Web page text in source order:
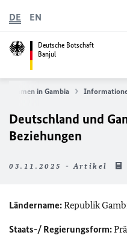
Deutsche Botschaft
Banjul
DE EN
in Gambia
Deutschland und
Beziehungen
03.11.2025 - Artikel
Ländername:Republik
Staats-/ Regierungsform: